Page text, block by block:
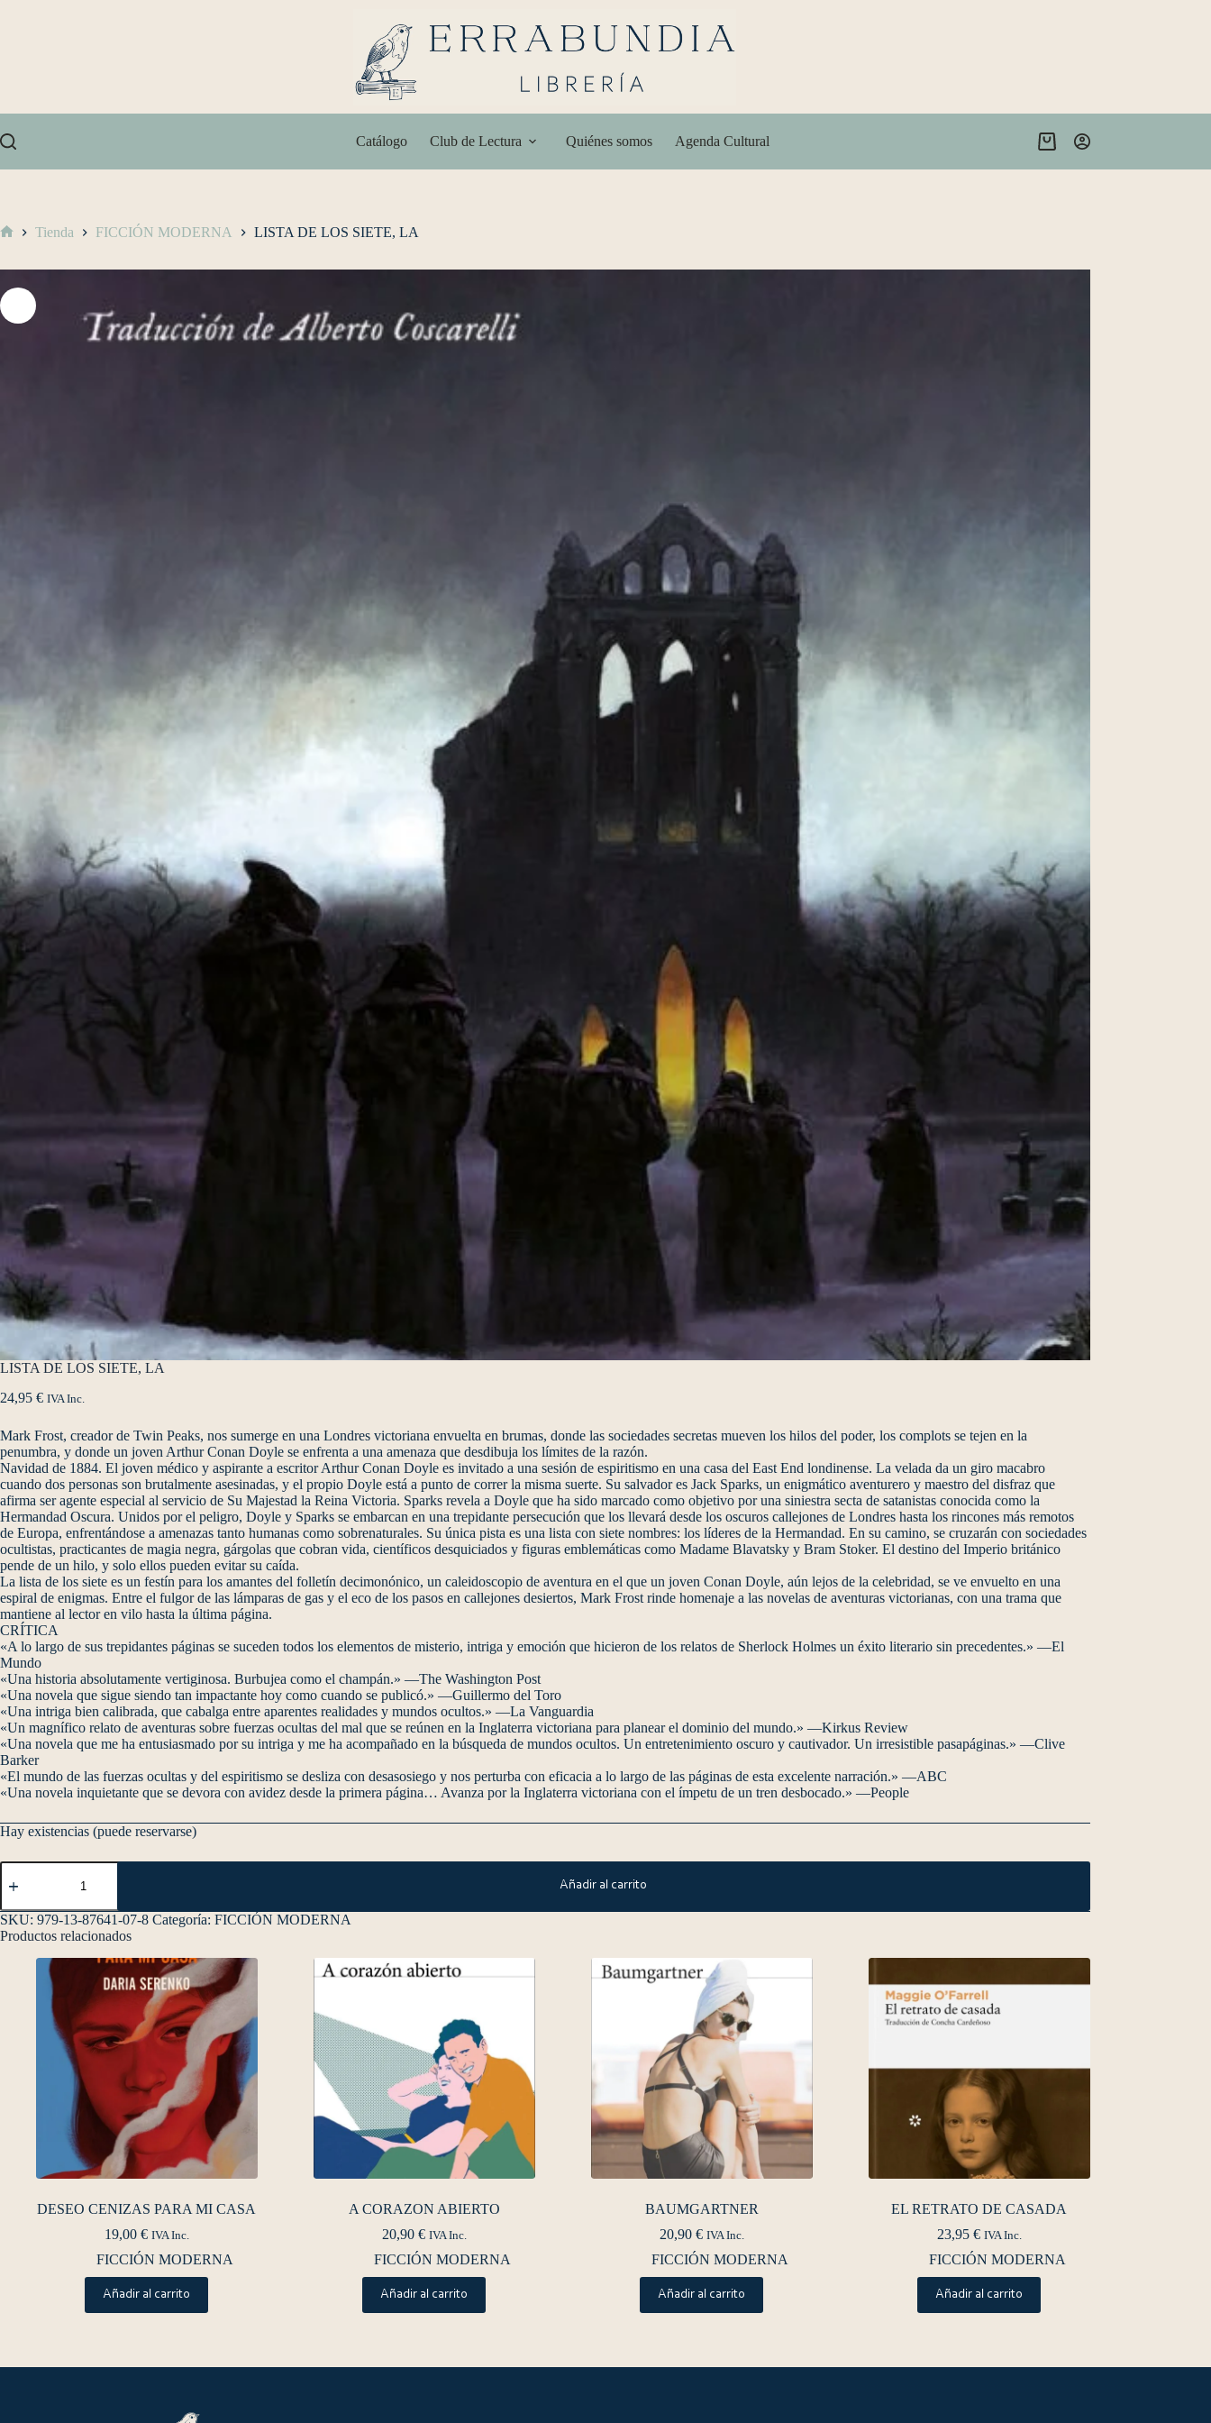
Catálogo Club de Lectura Quiénes somos Agenda Cultural
Tienda FICCIÓN MODERNA LISTA DE LOS SIETE, LA
LISTA DE LOS SIETE, LA
24,95 € IVA Inc.
Mark Frost, creador de Twin Peaks, nos sumerge en una Londres victoriana envuelta en brumas, donde las sociedades secretas mueven los hilos del poder, los complots se tejen en la
penumbra, y donde un joven Arthur Conan Doyle se enfrenta a una amenaza que desdibuja los límites de la razón.
Navidad de 1884. El joven médico y aspirante a escritor Arthur Conan Doyle es invitado a una sesión de espiritismo en una casa del East End londinense. La velada da un giro macabro
cuando dos personas son brutalmente asesinadas, y el propio Doyle está a punto de correr la misma suerte. Su salvador es Jack Sparks, un enigmático aventurero y maestro del disfraz que
afirma ser agente especial al servicio de Su Majestad la Reina Victoria. Sparks revela a Doyle que ha sido marcado como objetivo por una siniestra secta de satanistas conocida como la
Hermandad Oscura. Unidos por el peligro, Doyle y Sparks se embarcan en una trepidante persecución que los llevará desde los oscuros callejones de Londres hasta los rincones más remotos
de Europa, enfrentándose a amenazas tanto humanas como sobrenaturales. Su única pista es una lista con siete nombres: los líderes de la Hermandad. En su camino, se cruzarán con sociedades
ocultistas, practicantes de magia negra, gárgolas que cobran vida, científicos desquiciados y figuras emblemáticas como Madame Blavatsky y Bram Stoker. El destino del Imperio británico
pende de un hilo, y solo ellos pueden evitar su caída.
La lista de los siete es un festín para los amantes del folletín decimonónico, un caleidoscopio de aventura en el que un joven Conan Doyle, aún lejos de la celebridad, se ve envuelto en una
espiral de enigmas. Entre el fulgor de las lámparas de gas y el eco de los pasos en callejones desiertos, Mark Frost rinde homenaje a las novelas de aventuras victorianas, con una trama que
mantiene al lector en vilo hasta la última página.
CRÍTICA
«A lo largo de sus trepidantes páginas se suceden todos los elementos de misterio, intriga y emoción que hicieron de los relatos de Sherlock Holmes un éxito literario sin precedentes.» —El
Mundo
«Una historia absolutamente vertiginosa. Burbujea como el champán.» —The Washington Post
«Una novela que sigue siendo tan impactante hoy como cuando se publicó.» —Guillermo del Toro
«Una intriga bien calibrada, que cabalga entre aparentes realidades y mundos ocultos.» —La Vanguardia
«Un magnífico relato de aventuras sobre fuerzas ocultas del mal que se reúnen en la Inglaterra victoriana para planear el dominio del mundo.» —Kirkus Review
«Una novela que me ha entusiasmado por su intriga y me ha acompañado en la búsqueda de mundos ocultos. Un entretenimiento oscuro y cautivador. Un irresistible pasapáginas.» —Clive
Barker
«El mundo de las fuerzas ocultas y del espiritismo se desliza con desasosiego y nos perturba con eficacia a lo largo de las páginas de esta excelente narración.» —ABC
«Una novela inquietante que se devora con avidez desde la primera página… Avanza por la Inglaterra victoriana con el ímpetu de un tren desbocado.» —People
Hay existencias (puede reservarse)
Añadir al carrito
SKU: 979-13-87641-07-8 Categoría: FICCIÓN MODERNA
Productos relacionados
DESEO CENIZAS PARA MI CASA
19,00 € IVA Inc.
FICCIÓN MODERNA
Añadir al carrito
A CORAZON ABIERTO
20,90 € IVA Inc.
FICCIÓN MODERNA
Añadir al carrito
BAUMGARTNER
20,90 € IVA Inc.
FICCIÓN MODERNA
Añadir al carrito
EL RETRATO DE CASADA
23,95 € IVA Inc.
FICCIÓN MODERNA
Añadir al carrito